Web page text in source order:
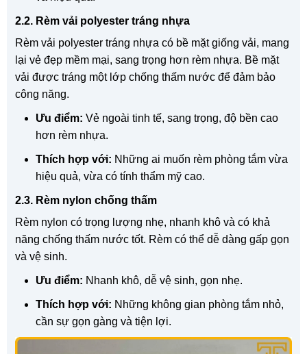
2.2. Rèm vải polyester tráng nhựa
Rèm vải polyester tráng nhựa có bề mặt giống vải, mang
lại vẻ đẹp mềm mại, sang trọng hơn rèm nhựa. Bề mặt
vải được tráng một lớp chống thấm nước để đảm bảo
công năng.
Ưu điểm: Vẻ ngoài tinh tế, sang trọng, độ bền cao
hơn rèm nhựa.
Thích hợp với: Những ai muốn rèm phòng tắm vừa
hiệu quả, vừa có tính thẩm mỹ cao.
2.3. Rèm nylon chống thấm
Rèm nylon có trọng lượng nhẹ, nhanh khô và có khả
năng chống thấm nước tốt. Rèm có thể dễ dàng gấp gọn
và vệ sinh.
Ưu điểm: Nhanh khô, dễ vệ sinh, gọn nhẹ.
Thích hợp với: Những không gian phòng tắm nhỏ,
cần sự gọn gàng và tiện lợi.